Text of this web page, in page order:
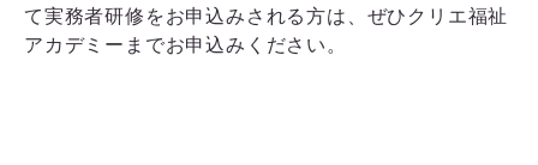
て実務者研修をお申込みされる方は、ぜひクリエ福祉
アカデミーまでお申込みください。